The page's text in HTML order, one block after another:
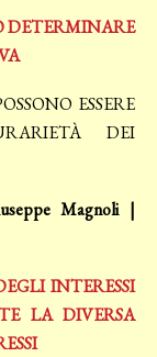
DETERMINARE
ESSERE
DEI
Magnoli |
INTERESSI
LA DIVERSA